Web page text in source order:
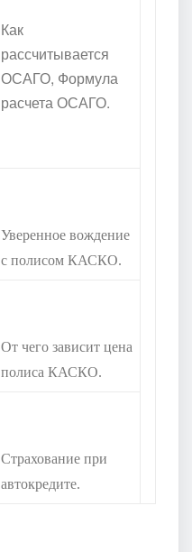
Как
рассчитывается
ОСАГО, Формула
расчета ОСАГО.
Уверенное вождение
с полисом КАСКО.
От чего зависит цена
полиса КАСКО.
Страхование при
автокредите.